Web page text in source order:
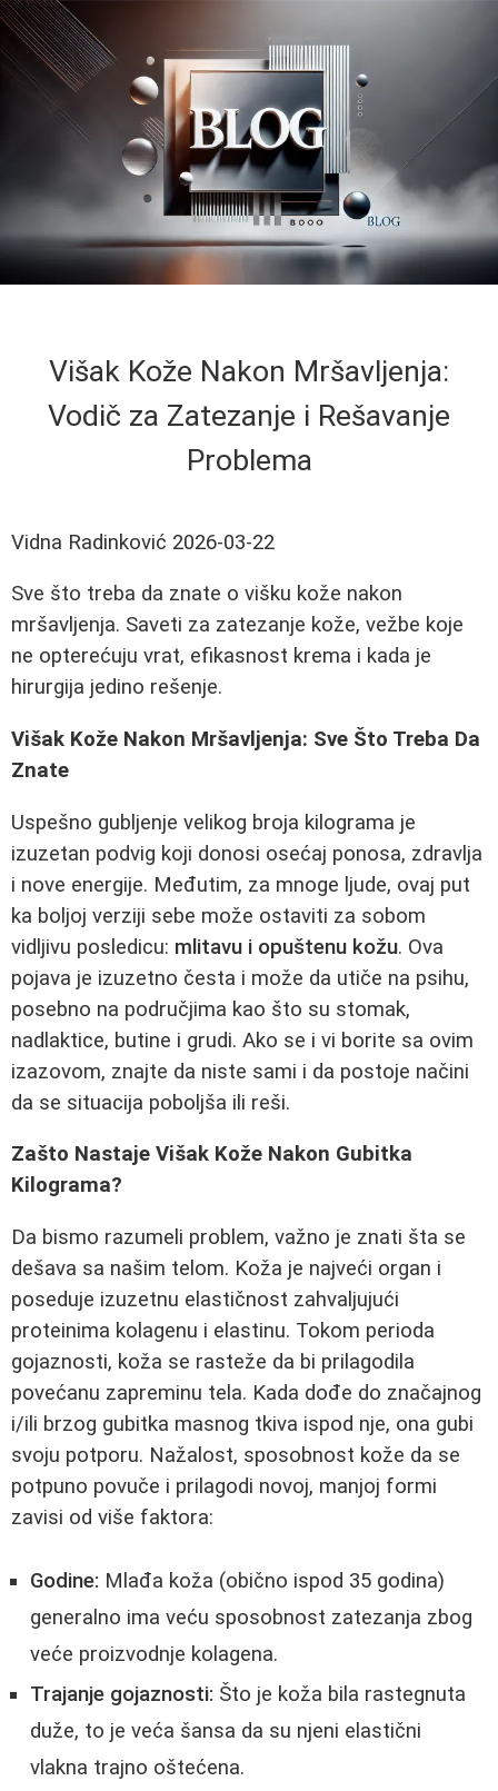
Višak Kože Nakon Mršavljenja:
Vodič za Zatezanje i Rešavanje
Problema
Vidna Radinković 2026-03-22
Sve što treba da znate o višku kože nakon
mršavljenja. Saveti za zatezanje kože, vežbe koje
ne opterećuju vrat, efikasnost krema i kada je
hirurgija jedino rešenje.
Višak Kože Nakon Mršavljenja: Sve Što Treba Da
Znate
Uspešno gubljenje velikog broja kilograma je
izuzetan podvig koji donosi osećaj ponosa, zdravlja
i nove energije. Međutim, za mnoge ljude, ovaj put
ka boljoj verziji sebe može ostaviti za sobom
vidljivu posledicu: mlitavu i opuštenu kožu. Ova
pojava je izuzetno česta i može da utiče na psihu,
posebno na područjima kao što su stomak,
nadlaktice, butine i grudi. Ako se i vi borite sa ovim
izazovom, znajte da niste sami i da postoje načini
da se situacija poboljša ili reši.
Zašto Nastaje Višak Kože Nakon Gubitka
Kilograma?
Da bismo razumeli problem, važno je znati šta se
dešava sa našim telom. Koža je najveći organ i
poseduje izuzetnu elastičnost zahvaljujući
proteinima kolagenu i elastinu. Tokom perioda
gojaznosti, koža se rasteže da bi prilagodila
povećanu zapreminu tela. Kada dođe do značajnog
i/ili brzog gubitka masnog tkiva ispod nje, ona gubi
svoju potporu. Nažalost, sposobnost kože da se
potpuno povuče i prilagodi novoj, manjoj formi
zavisi od više faktora:
Godine: Mlađa koža (obično ispod 35 godina)
generalno ima veću sposobnost zatezanja zbog
veće proizvodnje kolagena.
Trajanje gojaznosti: Što je koža bila rastegnuta
duže, to je veća šansa da su njeni elastični
vlakna trajno oštećena.